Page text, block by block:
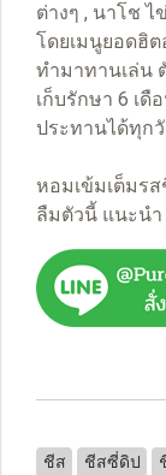
ต่างๆ , นาโช
โดยเมนูยอดฮิ
ทำมาทานเล่น
เก็บรักษา 6 เ
ประทานได้ทุก
หอมเข้มเต็มร
ลืมตัวนี้ แนะนำ
ชีส ชีสซี่ดิป